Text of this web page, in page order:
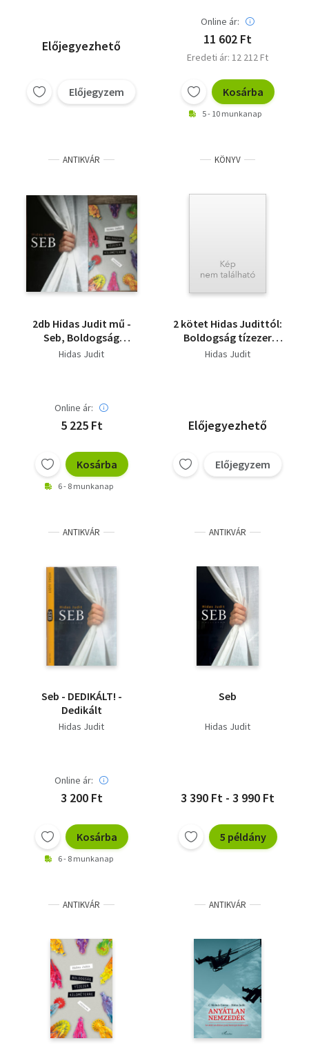
Előjegyezhető
Előjegyzem
Online ár:
11 602 Ft
Eredeti ár: 12 212 Ft
Kosárba
5 - 10 munkanap
ANTIKVÁR
2db Hidas Judit mű -
Seb, Boldogság
tízezer kilométerre
Hidas Judit
Online ár:
5 225 Ft
Kosárba
6 - 8 munkanap
KÖNYV
2 kötet Hidas Judittól:
Boldogság tízezer
kilométerre, Seb
Hidas Judit
Előjegyezhető
Előjegyzem
ANTIKVÁR
Seb - DEDIKÁLT! -
Dedikált
Hidas Judit
Online ár:
3 200 Ft
Kosárba
6 - 8 munkanap
ANTIKVÁR
Seb
Hidas Judit
3 390 Ft - 3 990 Ft
5 példány
ANTIKVÁR ANTIKVÁR